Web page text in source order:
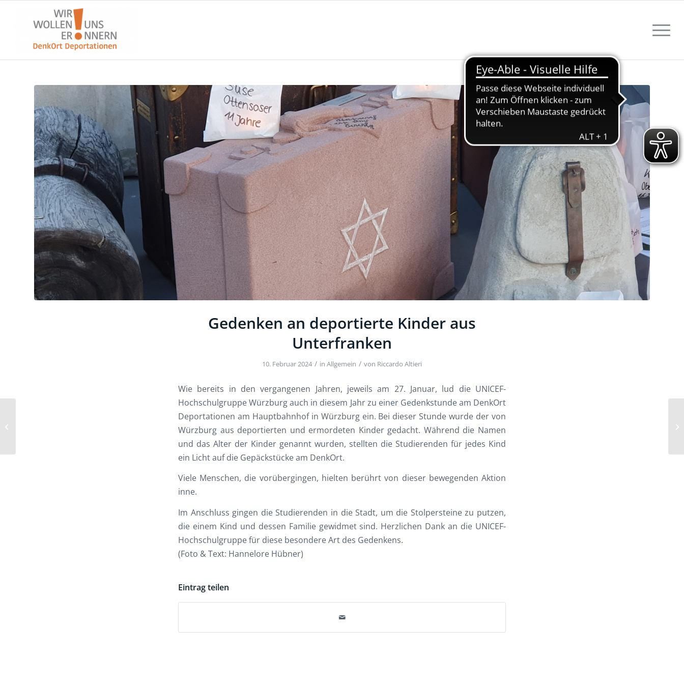
Gedenken an deportierte Kinder aus
Unterfranken
10. Februar 2024 / in Allgemein / von Riccardo Altieri
Wie bereits in den vergangenen Jahren, jeweils am 27. Januar, lud die UNICEF-
Hochschulgruppe Würzburg auch in diesem Jahr zu einer Gedenkstunde am DenkOrt
Deportationen am Hauptbahnhof in Würzburg ein. Bei dieser Stunde wurde der von
Würzburg aus deportierten und ermordeten Kinder gedacht. Während die Namen
und das Alter der Kinder genannt wurden, stellten die Studierenden für jedes Kind
ein Licht auf die Gepäckstücke am DenkOrt.
Viele Menschen, die vorübergingen, hielten berührt von dieser bewegenden Aktion
inne.
Im Anschluss gingen die Studierenden in die Stadt, um die Stolpersteine zu putzen,
die einem Kind und dessen Familie gewidmet sind. Herzlichen Dank an die UNICEF-
Hochschulgruppe für diese besondere Art des Gedenkens.
(Foto & Text: Hannelore Hübner)
Eintrag teilen